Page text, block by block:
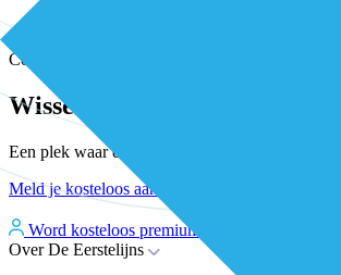
Community
Wissel kennis en ervaring
Een plek waar eerstelijnsprofessionals elkaar
Meld je kosteloos aan
Word kosteloos premium member
Over De Eerstelijns